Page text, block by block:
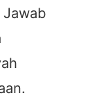
Jawab